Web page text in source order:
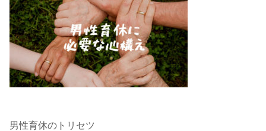
男性育休のトリセツ